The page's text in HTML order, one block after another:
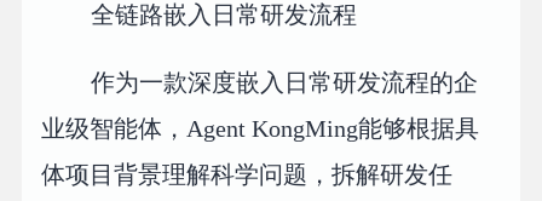
全链路嵌入日常研发流程
作为一款深度嵌入日常研发流程的企
业级智能体，Agent KongMing能够根据具
体项目背景理解科学问题，拆解研发任